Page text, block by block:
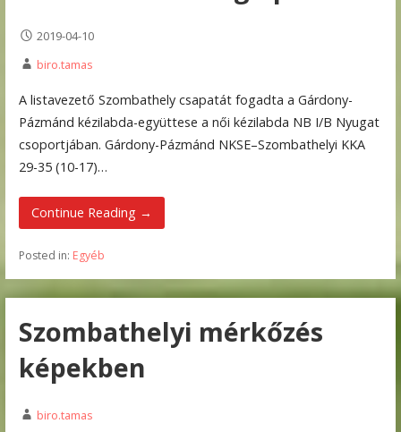
2019-04-10
biro.tamas
A listavezető Szombathely csapatát fogadta a Gárdony-
Pázmánd kézilabda-együttese a női kézilabda NB I/B Nyugat
csoportjában. Gárdony-Pázmánd NKSE–Szombathelyi KKA
29-35 (10-17)…
Continue Reading →
Posted in: Egyéb
Szombathelyi mérkőzés
képekben
biro.tamas